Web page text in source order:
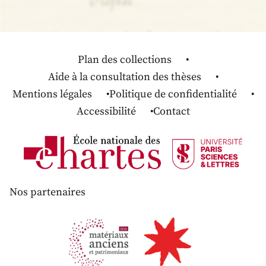
Plan des collections
Aide à la consultation des thèses
Mentions légales
Politique de confidentialité
Accessibilité
Contact
Nos partenaires